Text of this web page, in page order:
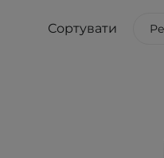
Сортувати